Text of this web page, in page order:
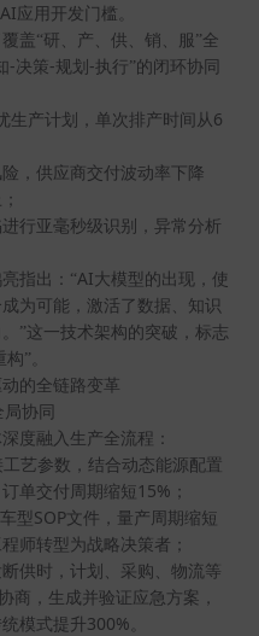
AI应用开发门槛。
盖“研、产、供、销、服”全
-决策-规划 -执行”的闭环协同
生产计划，单次排产时间从 6
，供应商交付波动率下降
行亚毫秒级识别，异常分析
指出：“AI大模型的出现，使
为可能，激活了数据、知识
”这一技术架构的突破，标志
”。
的全链路变革
协同
度融入生产全流程：
工艺参数，结合动态能源配置
订单交付周期缩短 15% ；
型 SOP 文件，量产周期缩短
程师转型为战略决策者；
供时，计划、采购、物流等
商，生成并验证应急方案，
模式提升300%